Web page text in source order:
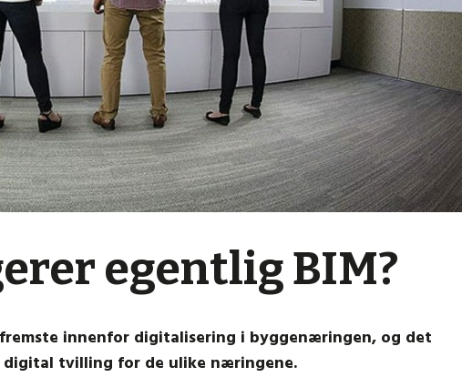
egentlig BIM?
innenfor digitalisering i byggenæringen, og det
digital tvilling for de ulike næringene.